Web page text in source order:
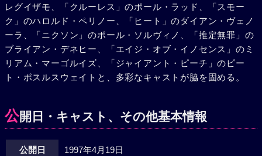
レグイザモ、「クルーレス」のポール・ラッド、「スモー
ク」のハロルド・ペリノー、「ヒート」のダイアン・ヴェノ
ーラ、「ニクソン」のポール・ソルヴィノ、「推定無罪」の
ブライアン・デネヒー、「エイジ・オブ・イノセンス」のミ
リアム・マーゴルイズ、「ジャイアント・ピーチ」のピー
ト・ポスルスウェイトと、多彩なキャストが脇を固める。
公開日・キャスト、その他基本情報
公開日 1997年4月19日